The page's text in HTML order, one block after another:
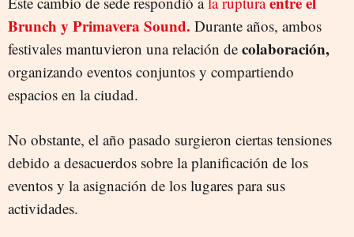
Brunch y Primavera Sound. Durante años, ambos
festivales mantuvieron una relación de colaboración,
organizando eventos conjuntos y compartiendo
espacios en la ciudad.
No obstante, el año pasado surgieron ciertas tensiones
debido a desacuerdos sobre la planificación de los
eventos y la asignación de los lugares para sus
actividades.